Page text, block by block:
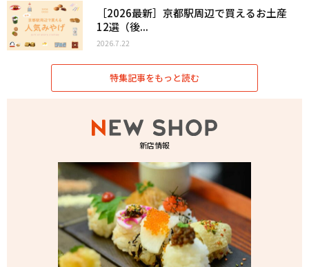
［2026最新］京都駅周辺で買えるお土産
12選（後...
2026.7.22
特集記事をもっと読む
新店情報